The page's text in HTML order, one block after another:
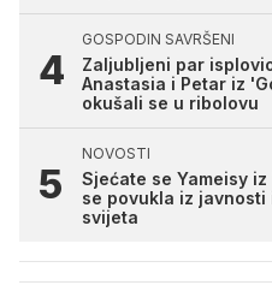
GOSPODIN SAVRŠENI
Zaljubljeni par
Anastasia i Petar iz
okušali se u ribolovu
NOVOSTI
Sjećate se Yameisy
se povukla iz
svijeta